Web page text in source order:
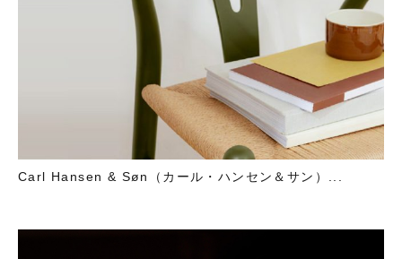
Carl Hansen & Søn（カール・ハンセン＆サン）...